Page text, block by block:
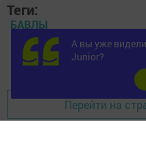
Теги:
БАВЛЫ
ЗДРАВООХРАНЕНИЕ
Перейти на
А вы уже
Junior?